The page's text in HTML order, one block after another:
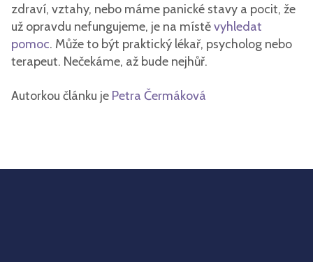
zdraví, vztahy, nebo máme panické stavy a pocit, že
už opravdu nefungujeme, je na místěvyhledat
pomoc. Může to být praktický lékař, psycholog nebo
terapeut. Nečekáme, až bude nejhůř.
Autorkou článku je Petra Čermáková